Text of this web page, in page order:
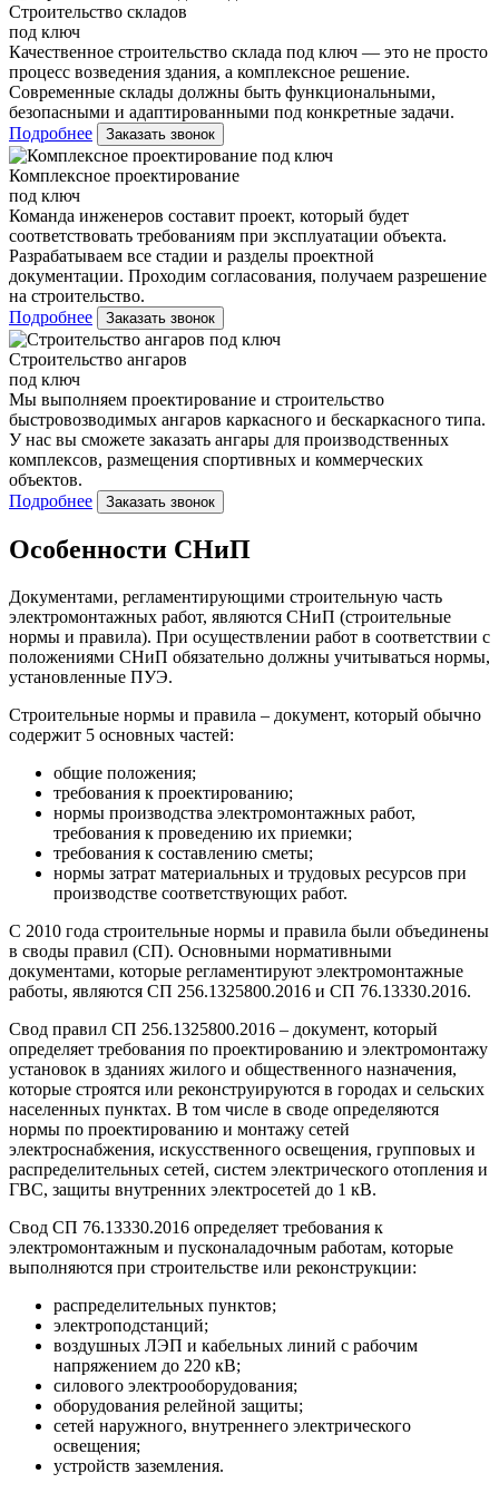
Строительство складов
под ключ
Качественное строительство склада под ключ — это не просто
процесс возведения здания, а комплексное решение.
Современные склады должны быть функциональными,
безопасными и адаптированными под конкретные задачи.
Подробнее
Заказать звонок
Комплексное проектирование
под ключ
Команда инженеров составит проект, который будет
соответствовать требованиям при эксплуатации объекта.
Разрабатываем все стадии и разделы проектной
документации. Проходим согласования, получаем разрешение
на строительство.
Подробнее
Заказать звонок
Строительство ангаров
под ключ
Мы выполняем проектирование и строительство
быстровозводимых ангаров каркасного и бескаркасного типа.
У нас вы сможете заказать ангары для производственных
комплексов, размещения спортивных и коммерческих
объектов.
Подробнее
Заказать звонок
Особенности СНиП
Документами, регламентирующими строительную часть
электромонтажных работ, являются СНиП (строительные
нормы и правила). При осуществлении работ в соответствии с
положениями СНиП обязательно должны учитываться нормы,
установленные ПУЭ.
Строительные нормы и правила – документ, который обычно
содержит 5 основных частей:
общие положения;
требования к проектированию;
нормы производства электромонтажных работ,
требования к проведению их приемки;
требования к составлению сметы;
нормы затрат материальных и трудовых ресурсов при
производстве соответствующих работ.
С 2010 года строительные нормы и правила были объединены
в своды правил (СП). Основными нормативными
документами, которые регламентируют электромонтажные
работы, являются СП 256.1325800.2016 и СП 76.13330.2016.
Свод правил СП 256.1325800.2016 – документ, который
определяет требования по проектированию и электромонтажу
установок в зданиях жилого и общественного назначения,
которые строятся или реконструируются в городах и сельских
населенных пунктах. В том числе в своде определяются
нормы по проектированию и монтажу сетей
электроснабжения, искусственного освещения, групповых и
распределительных сетей, систем электрического отопления и
ГВС, защиты внутренних электросетей до 1 кВ.
Свод СП 76.13330.2016 определяет требования к
электромонтажным и пусконаладочным работам, которые
выполняются при строительстве или реконструкции:
распределительных пунктов;
электроподстанций;
воздушных ЛЭП и кабельных линий с рабочим
напряжением до 220 кВ;
силового электрооборудования;
оборудования релейной защиты;
сетей наружного, внутреннего электрического
освещения;
устройств заземления.